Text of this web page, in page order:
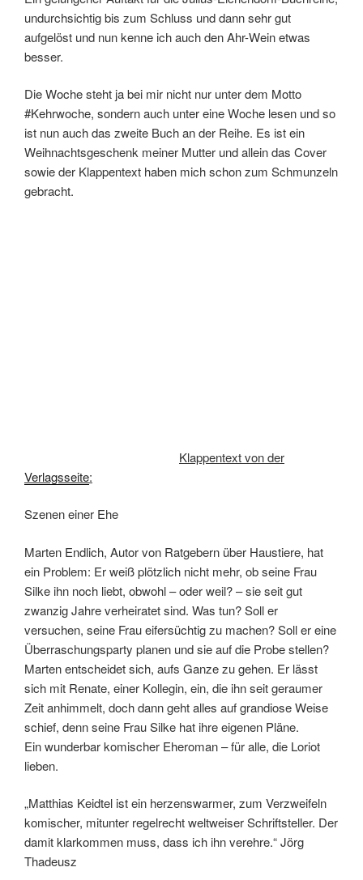
undurchsichtig bis zum Schluss und dann sehr gut
aufgelöst und nun kenne ich auch den Ahr-Wein etwas
besser.
Die Woche steht ja bei mir nicht nur unter dem Motto
#Kehrwoche, sondern auch unter eine Woche lesen und so
ist nun auch das zweite Buch an der Reihe. Es ist ein
Weihnachtsgeschenk meiner Mutter und allein das Cover
sowie der Klappentext haben mich schon zum Schmunzeln
gebracht.
Klappentext von der
Verlagsseite:
Szenen einer Ehe
Marten Endlich, Autor von Ratgebern über Haustiere, hat
ein Problem: Er weiß plötzlich nicht mehr, ob seine Frau
Silke ihn noch liebt, obwohl – oder weil? – sie seit gut
zwanzig Jahre verheiratet sind. Was tun? Soll er
versuchen, seine Frau eifersüchtig zu machen? Soll er eine
Überraschungsparty planen und sie auf die Probe stellen?
Marten entscheidet sich, aufs Ganze zu gehen. Er lässt
sich mit Renate, einer Kollegin, ein, die ihn seit geraumer
Zeit anhimmelt, doch dann geht alles auf grandiose Weise
schief, denn seine Frau Silke hat ihre eigenen Pläne.
Ein wunderbar komischer Eheroman – für alle, die Loriot
lieben.
„Matthias Keidtel ist ein herzenswarmer, zum Verzweifeln
komischer, mitunter regelrecht weltweiser Schriftsteller. Der
damit klarkommen muss, dass ich ihn verehre.“ Jörg
Thadeusz